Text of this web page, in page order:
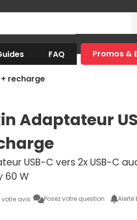
FAQ Promos &
recharge
Adaptateur
USB-C vers 2x USB-C
60 W
votre avis Posez votre question Alerte